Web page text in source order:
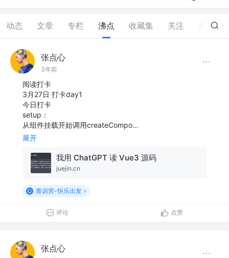
动态 文章 专栏 沸点 收藏集 关注 1
张点心
3年前
阅读打卡
3月27日 打卡day1
今日打卡
setup：
从组件挂载开始调用createCompo…
展开
我用 ChatGPT 读 Vue3 源码
juejin.cn
青训营-快乐出发
评论 点赞
张点心